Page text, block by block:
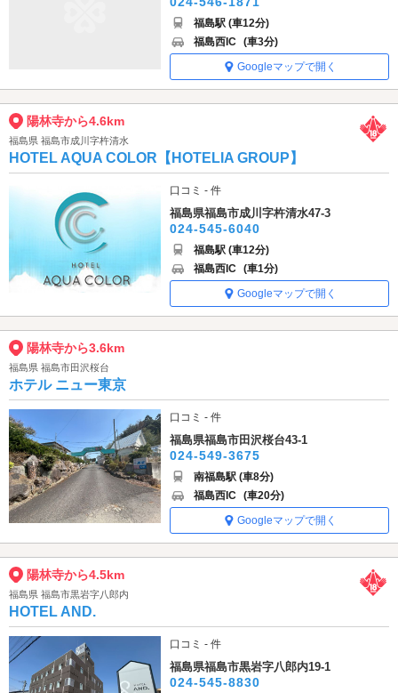
福島駅 (車12分)
福島西IC (車3分)
Googleマップで開く
陽林寺から4.6km
福島県 福島市成川字杵清水
HOTEL AQUA COLOR【HOTELIA GROUP】
口コミ - 件
福島県福島市成川字杵清水47-3
024-545-6040
福島駅 (車12分)
福島西IC (車1分)
Googleマップで開く
陽林寺から3.6km
福島県 福島市田沢桜台
ホテル ニュー東京
口コミ - 件
福島県福島市田沢桜台43-1
024-549-3675
南福島駅 (車8分)
福島西IC (車20分)
Googleマップで開く
陽林寺から4.5km
福島県 福島市黒岩字八郎内
HOTEL AND.
口コミ - 件
福島県福島市黒岩字八郎内19-1
024-545-8830